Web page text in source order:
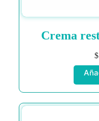
Crema
$